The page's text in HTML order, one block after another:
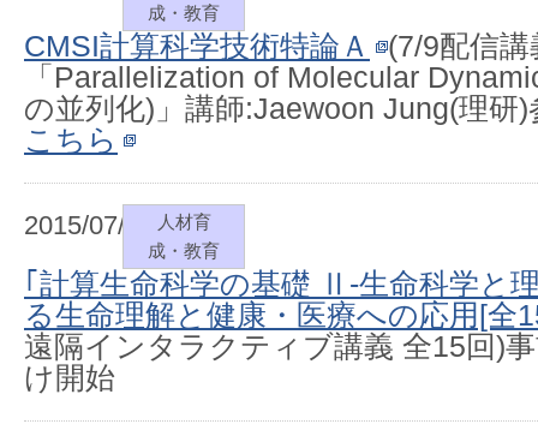
成・教育
CMSI計算科学技術特論Ａ
(7/9配信講
「Parallelization of Molecular
の並列化)」講師:Jaewoon Jung(理研
こちら
2015/07/06
人材育
成・教育
｢計算生命科学の基礎 Ⅱ-生命科学と
る生命理解と健康・医療への応用[全
遠隔インタラクティブ講義 全15回)
け開始